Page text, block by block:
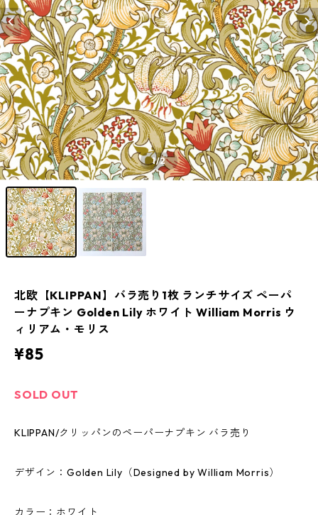
1/2
北欧【KLIPPAN】バラ売り1枚 ランチサイズ ペーパ
ーナプキン Golden Lily ホワイト William Morris ウ
ィリアム・モリス
¥85
SOLD OUT
KLIPPAN/クリッパンのペーパーナプキン バラ売り
デザイン：Golden Lily（Designed by William Morris）
カラー：ホワイト